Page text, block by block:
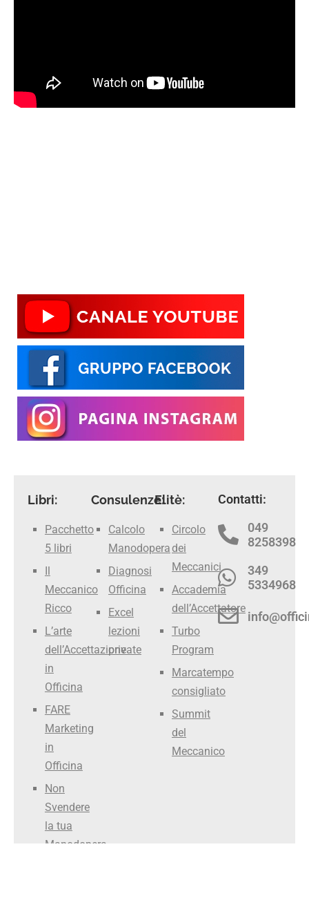
Libri:
Pacchetto
5 libri
Meccanico
Ricco
L’arte
dell’Accettazione
in
Officina
FARE
Marketing
in
Officina
Non
Svendere
la tua
Manodopera
Consulenze:
Calcolo
Manodopera
Diagnosi
Officina
Excel
lezioni
private
Elitè:
Circolo
dei
Meccanici
Accademia
dell’Accettatore
Turbo
Program
Marcatempo
consigliato
Summit
del
Meccanico
Contatti:
049
8258398
349
5334968